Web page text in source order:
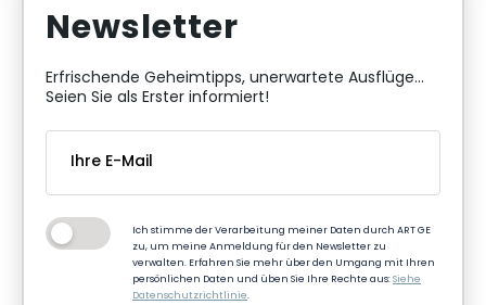
Newsletter
Erfrischende Geheimtipps, unerwartete Ausflüge...
Seien Sie als Erster informiert!
Ich stimme der Verarbeitung meiner Daten durch ART GE
zu, um meine Anmeldung für den Newsletter zu
verwalten. Erfahren Sie mehr über den Umgang mit Ihren
persönlichen Daten und üben Sie Ihre Rechte aus:Siehe
Datenschutzrichtlinie.